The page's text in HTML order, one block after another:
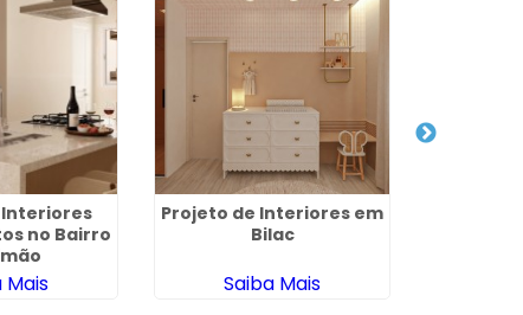
Interiores
no Bairro
Mais
Projeto de Interiores em
Bilac
Saiba Mais